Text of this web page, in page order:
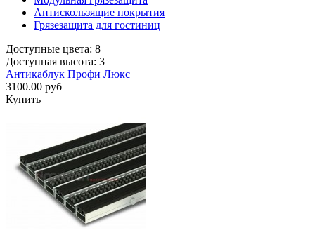
Антискользящие покрытия
Грязезащита для гостиниц
Доступные цвета: 8
Доступная высота: 3
Антикаблук Профи Люкс
3100.00 руб
Купить